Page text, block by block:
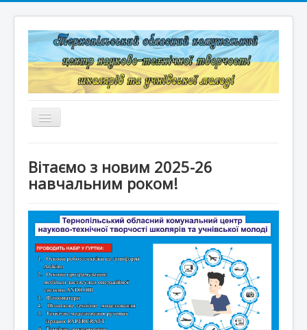
Перемикач
навігації
Структура
Конкурси та змагання
Корисні лінки
Дистанційне навчання
Контакти
Вітаємо з новим 2025-26
навчальним роком!